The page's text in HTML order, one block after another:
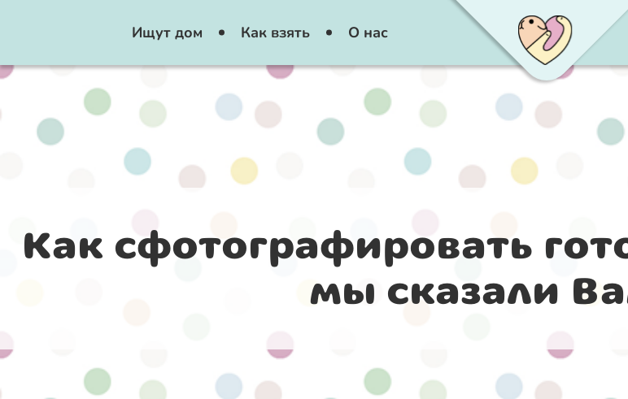
Ищут дом Как взять О нас
Как сфотографировать
мы сказали